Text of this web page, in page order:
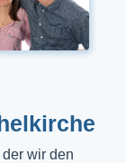
wir den